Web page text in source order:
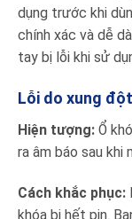
dụng trước khi
chính xác và dễ
tay bị lỗi khi sử
Lỗi do xung
Hiện tượng: Ổ
ra âm báo sau khi
Cách khắc phục:
khóa bị hết pin.